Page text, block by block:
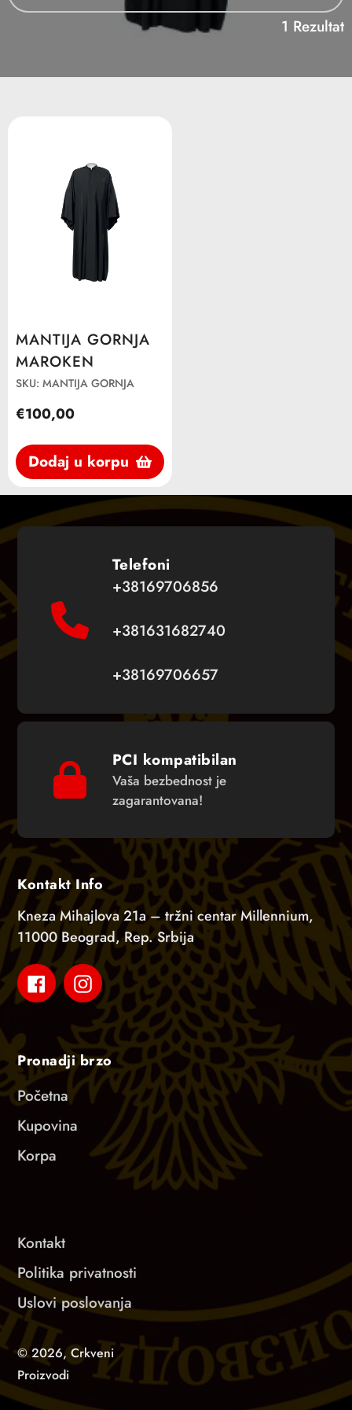
1 Rezultat
MANTIJA GORNJA
MAROKEN
SKU: MANTIJA GORNJA
€100,00
Dodaj u korpu
Telefoni
+38169706856
+381631682740
+38169706657
PCI kompatibilan
Vaša bezbednost je
zagarantovana!
Kontakt Info
Kneza Mihajlova 21a – tržni centar Millennium,
11000 Beograd, Rep. Srbija
FacebookInstagram
Pronadji brzo
Početna
Kupovina
Korpa
Kontakt
Politika privatnosti
Uslovi poslovanja
© 2026,Crkveni
Proizvodi